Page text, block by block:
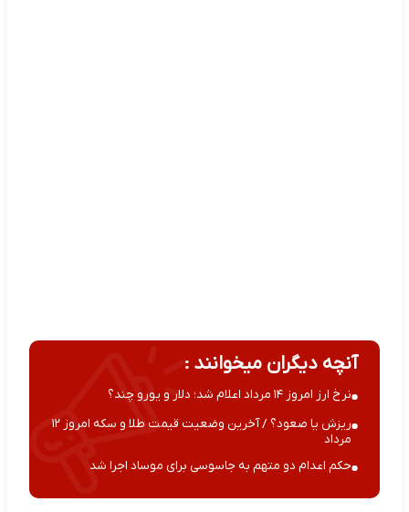
آنچه دیگران میخوانند :
نرخ ارز امروز ۱۴ مرداد اعلام شد؛ دلار و یورو چند؟
ریزش یا صعود؟ / آخرین وضعیت قیمت طلا و سکه امروز ۱۲
مرداد
حکم اعدام دو متهم به جاسوسی برای موساد اجرا شد